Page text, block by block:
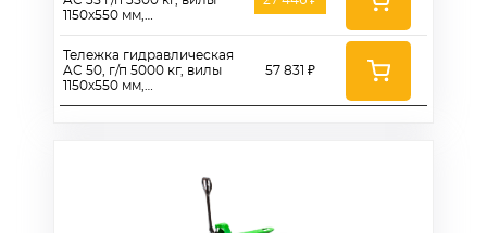
1150x550 мм,
Тележка гидравлическая
AC 50, г/п 5000 кг, вилы
1150х550 мм,
57 831 ₽